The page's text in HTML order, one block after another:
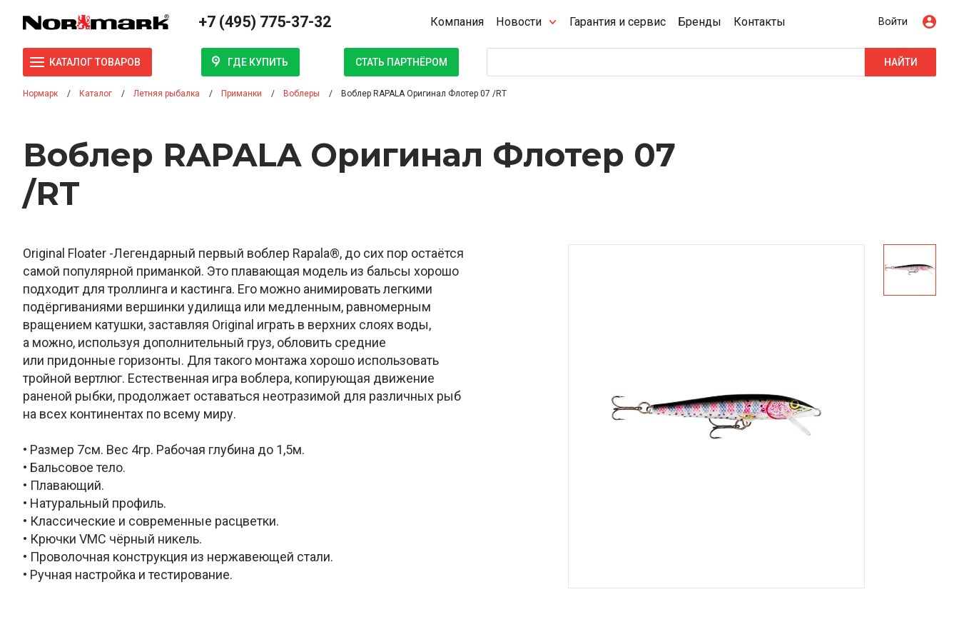
+7 (495) 775-37-32 Компания Новости Гарантия и сервис Бренды Контакты Войти
КАТАЛОГ ТОВАРОВ ГДЕ КУПИТЬ СТАТЬ ПАРТНЁРОМ НАЙТИ
Нормарк Каталог Летняя рыбалка Приманки Воблеры Воблер RAPALA Оригинал Флотер 07 /RT
Воблер RAPALA Оригинал Флотер 07
/RT
Original Floater -Легендарный первый воблер Rapala®, до сих пор остаётся
самой популярной приманкой. Это плавающая модель из бальсы хорошо
подходит для троллинга и кастинга. Его можно анимировать легкими
подёргиваниями вершинки удилища или медленным, равномерным
вращением катушки, заставляя Original играть в верхних слоях воды,
а можно, используя дополнительный груз, обловить средние
или придонные горизонты. Для такого монтажа хорошо использовать
тройной вертлюг. Естественная игра воблера, копирующая движение
раненой рыбки, продолжает оставаться неотразимой для различных рыб
на всех континентах по всему миру.
• Размер 7см. Вес 4гр. Рабочая глубина до 1,5м.
• Бальсовое тело.
• Плавающий.
• Натуральный профиль.
• Классические и современные расцветки.
• Крючки VMC чёрный никель.
• Проволочная конструкция из нержавеющей стали.
• Ручная настройка и тестирование.